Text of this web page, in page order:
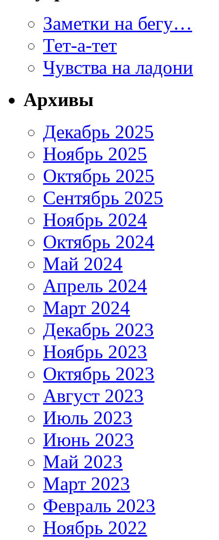
Заметки на бегу…
Тет-а-тет
Чувства на ладони
Архивы
Декабрь 2025
Ноябрь 2025
Октябрь 2025
Сентябрь 2025
Ноябрь 2024
Октябрь 2024
Май 2024
Апрель 2024
Март 2024
Декабрь 2023
Ноябрь 2023
Октябрь 2023
Август 2023
Июль 2023
Июнь 2023
Май 2023
Март 2023
Февраль 2023
Ноябрь 2022